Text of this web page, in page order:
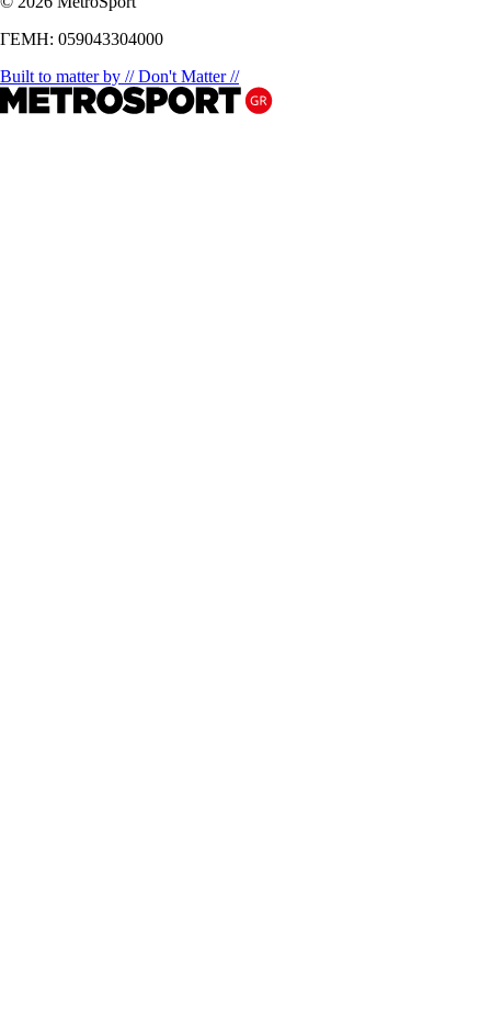
ΓΕΜΗ: 059043304000
Built to matter by // Don't Matter //